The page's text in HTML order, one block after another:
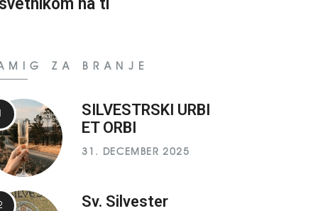
ZA BRANJE
SILVESTRSKI URBI
ET ORBI
31. DECEMBER 2025
Sv. Silvester